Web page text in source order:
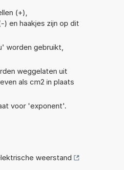
(+),
en haakjes zijn op dit
worden gebruikt,
weggelaten uit
als cm2 in plaats
voor 'exponent'.
weerstand